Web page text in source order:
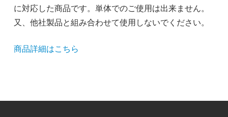
に対応した商品です。単体でのご使用は出来ません。
又、他社製品と組み合わせて使用しないでください。
商品詳細はこちら